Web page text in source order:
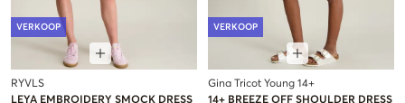
VERKOOP
RYVLS
LEYA EMBROIDERY SMOCK DRESS
VERKOOP
Gina Tricot Young 14+
14+ BREEZE OFF SHOULDER DRESS